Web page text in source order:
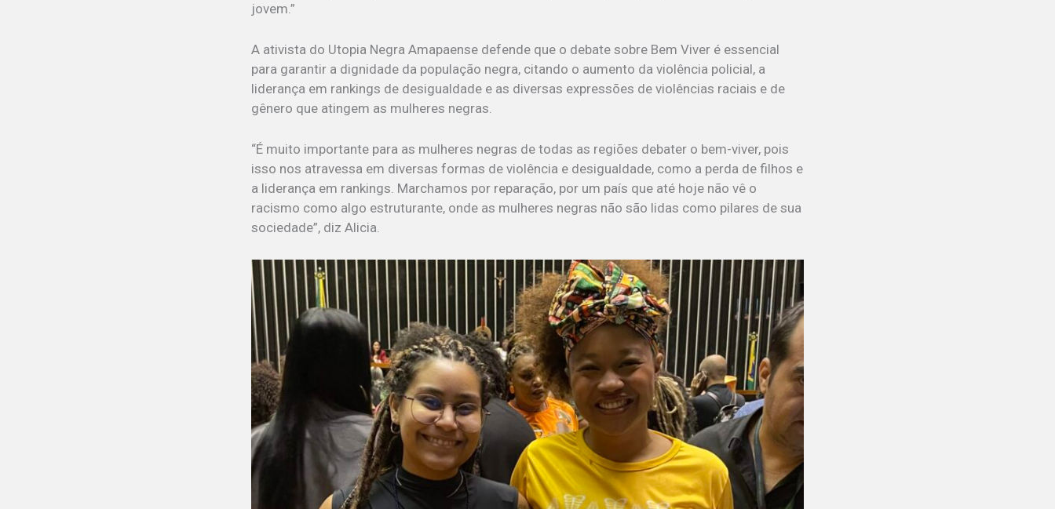
jovem.”
A ativista do Utopia Negra Amapaense defende que o debate sobre Bem Viver é essencial
para garantir a dignidade da população negra, citando o aumento da violência policial, a
liderança em rankings de desigualdade e as diversas expressões de violências raciais e de
gênero que atingem as mulheres negras.
“É muito importante para as mulheres negras de todas as regiões debater o bem-viver, pois
isso nos atravessa em diversas formas de violência e desigualdade, como a perda de filhos e
a liderança em rankings. Marchamos por reparação, por um país que até hoje não vê o
racismo como algo estruturante, onde as mulheres negras não são lidas como pilares de sua
sociedade”, diz Alicia.